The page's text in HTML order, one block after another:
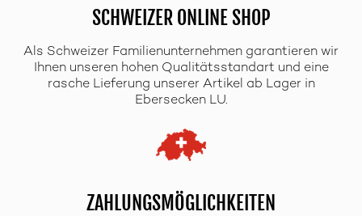
SCHWEIZER ONLINE SHOP
Als Schweizer Familienunternehmen garantieren wir
Ihnen unseren hohen Qualitätsstandart und eine
rasche Lieferung unserer Artikel ab Lager in
Ebersecken LU.
ZAHLUNGSMÖGLICHKEITEN